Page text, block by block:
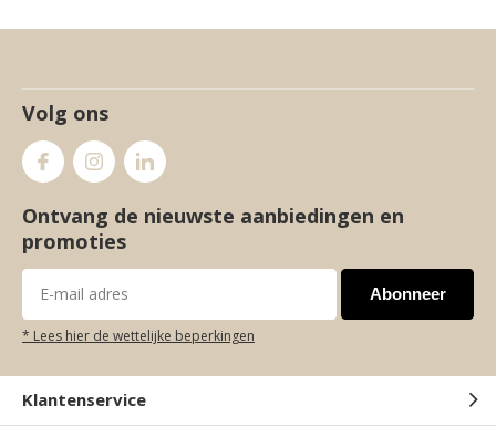
Volg ons
Ontvang de nieuwste aanbiedingen en
promoties
Abonneer
* Lees hier de wettelijke beperkingen
Klantenservice